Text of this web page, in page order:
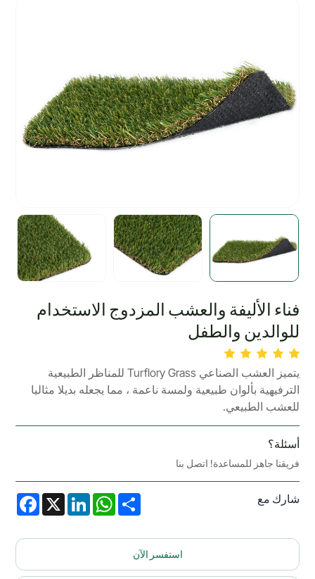
فناء الأليفة والعشب المزدوج الاستخدام
للوالدين والطفل
يتميز العشب الصناعي Turflory Grass للمناظر الطبيعية
الترفيهية بألوان طبيعية ولمسة ناعمة ، مما يجعله بديلا مثاليا
للعشب الطبيعي.
أسئلة؟
فريقنا جاهز للمساعدة! اتصل بنا
شارك مع X
LinkedIn
WhatsAppShare
استفسر الآن